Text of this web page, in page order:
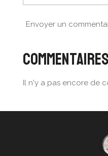
Envoyer un
Commentaires
Il n'y a pas encore de